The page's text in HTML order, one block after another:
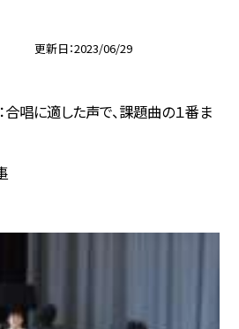
更新日 2023/06/29
合唱に適した声で、課題曲の１番ま